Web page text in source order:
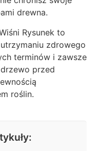
drewna.
Rysunek to
zdrowego
terminów i zawsze
przed
roślin.